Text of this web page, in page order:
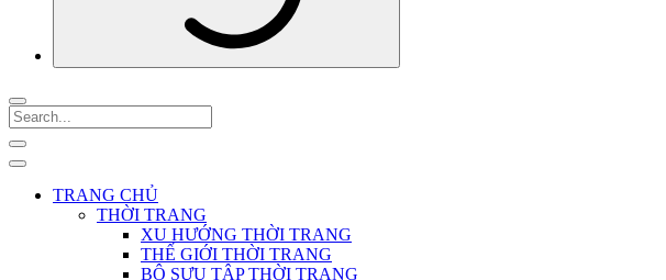
TRANG CHỦ
THỜI TRANG
XU HƯỚNG THỜI TRANG
THẾ GIỚI THỜI TRANG
BỘ SƯU TẬP THỜI TRANG